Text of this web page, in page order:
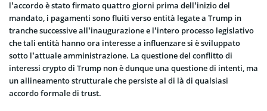
l’accordo è stato firmato quattro giorni prima dell’inizio del
mandato, i pagamenti sono fluiti verso entità legate a Trump in
tranche successive all’inaugurazione e l’intero processo legislativo
che tali entità hanno ora interesse a influenzare si è sviluppato
sotto l’attuale amministrazione. La questione del conflitto di
interessi crypto di Trump non è dunque una questione di intenti, ma
un allineamento strutturale che persiste al di là di qualsiasi
accordo formale di trust.